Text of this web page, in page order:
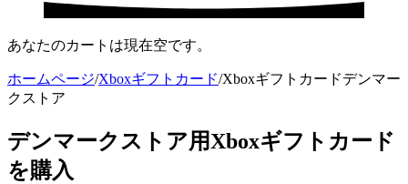
あなたのカートは現在空です。
ホームページ/Xboxギフトカード/Xboxギフトカードデンマー
クストア
デンマークストア用Xboxギフトカード
を購入